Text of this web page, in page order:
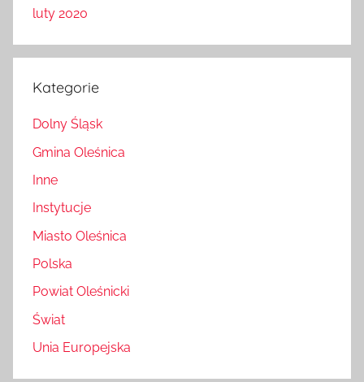
luty 2020
Kategorie
Dolny Śląsk
Gmina Oleśnica
Inne
Instytucje
Miasto Oleśnica
Polska
Powiat Oleśnicki
Świat
Unia Europejska